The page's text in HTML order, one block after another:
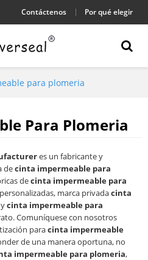
Contáctenos Por qué elegir
para plomeria
Para Plomeria
es un fabricante y
decinta impermeable para
decinta impermeable para
marca privadacinta
ycinta impermeable para
Comuníquese con nosotros
paracinta impermeable
de una manera oportuna, no
impermeable para plomeria,